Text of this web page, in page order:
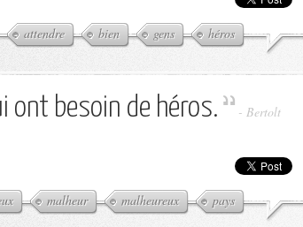
attendre bien gens héros
ont besoin de héros. - Bertolt
malheur malheureux pays